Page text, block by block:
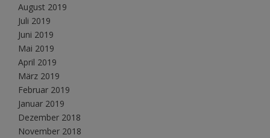
August 2019
Juli 2019
Juni 2019
Mai 2019
April 2019
März 2019
Februar 2019
Januar 2019
Dezember 2018
November 2018